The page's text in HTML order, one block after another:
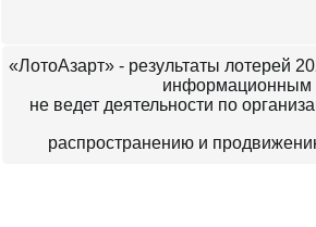
«ЛотоАзарт» - результаты лотерей
информационным
не ведет деятельности по
распространению и